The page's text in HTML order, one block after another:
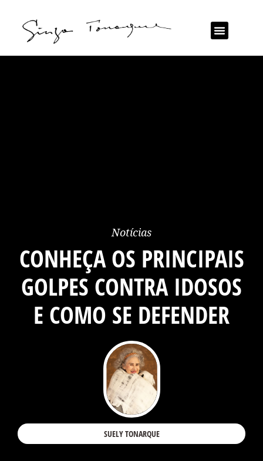
Notícias
CONHEÇA OS PRINCIPAIS
GOLPES CONTRA IDOSOS
E COMO SE DEFENDER
SUELY TONARQUE